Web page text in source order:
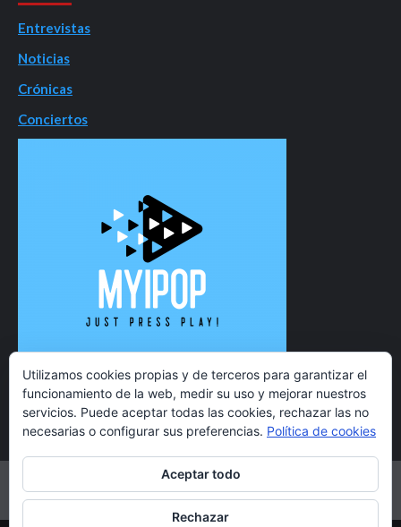
Entrevistas
Noticias
Crónicas
Conciertos
TwitterInstagramFacebookYouTube
Utilizamos cookies propias y de terceros para garantizar el
funcionamiento de la web, medir su uso y mejorar nuestros
servicios. Puede aceptar todas las cookies, rechazar las no
necesarias o configurar sus preferencias. Política de cookies
Aceptar todo
Rechazar